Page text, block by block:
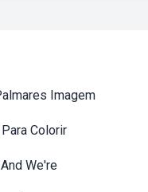
Imagem
Colorir
We're